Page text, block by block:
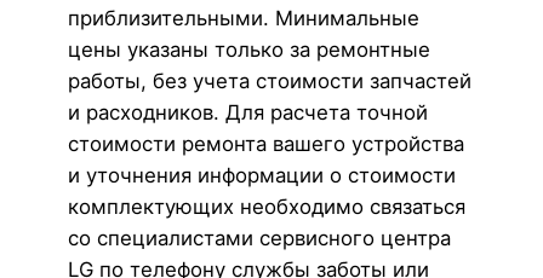
приблизительными. Минимальные
цены указаны только за ремонтные
работы, без учета стоимости запчастей
и расходников. Для расчета точной
стоимости ремонта вашего устройства
и уточнения информации о стоимости
комплектующих необходимо связаться
со специалистами сервисного центра
LG по телефону службы заботы или